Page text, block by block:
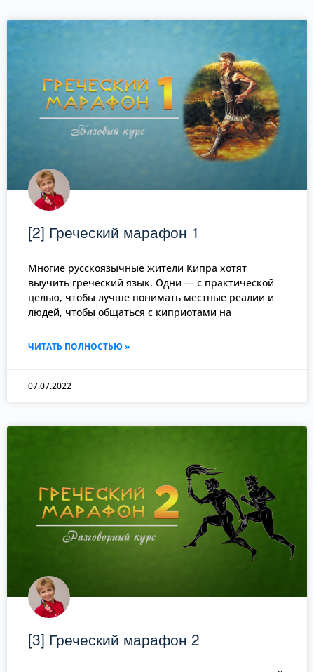
[2] Греческий марафон 1
Многие русскоязычные жители Кипра хотят
выучить греческий язык. Одни — с практической
целью, чтобы лучше понимать местные реалии и
людей, чтобы общаться с киприотами на
ЧИТАТЬ ПОЛНОСТЬЮ »
07.07.2022
[3] Греческий марафон 2